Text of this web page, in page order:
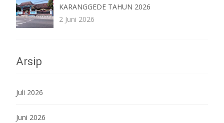
KARANGGEDE TAHUN 2026
2 Juni 2026
Arsip
Juli 2026
Juni 2026